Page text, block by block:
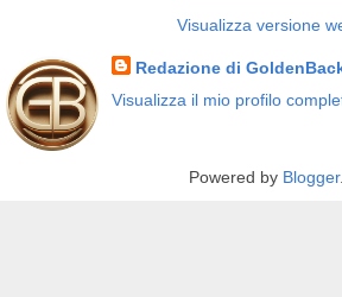
Visualizza versione
Redazione di
Visualizza il mio profilo
Powered by Blogger.